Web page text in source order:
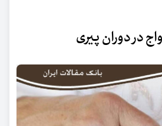
در دوران پیری